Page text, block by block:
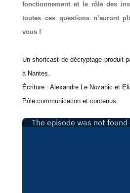
fonctionnement et le rôle des
toutes ces questions n’auront
vous !
Un shortcast de décryptage produit
à Nantes.
Écriture : Alexandre Le Nozahic et
Pôle communication et contenus.